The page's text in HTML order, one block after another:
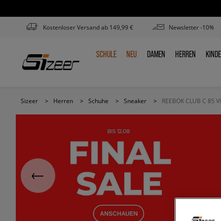
Kostenloser Versand ab 149,99 € Newsletter -10%
SCHULE
SCHULE NEU
NEU DAMEN
DAMEN HERREN
HERREN
Sizeer > Herren > Schuhe > Sneaker > REEBOK CLUB C 85